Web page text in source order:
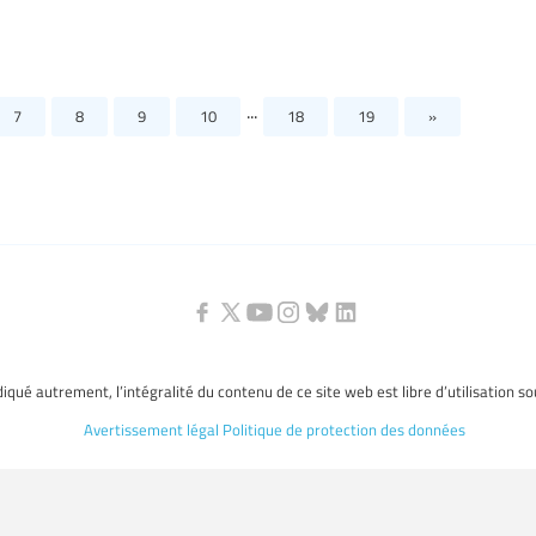
7 8 9 10 ... 18 19 »
autrement, l’intégralité du contenu de ce site web est libre d’utilisation
Avertissement légal Politique de protection des données